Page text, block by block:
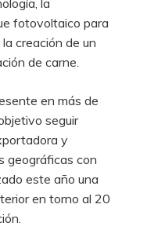
la
fotovoltaico para
creación de un
de carne.
en más de
seguir
y
geográficas con
este año una
en torno al 20